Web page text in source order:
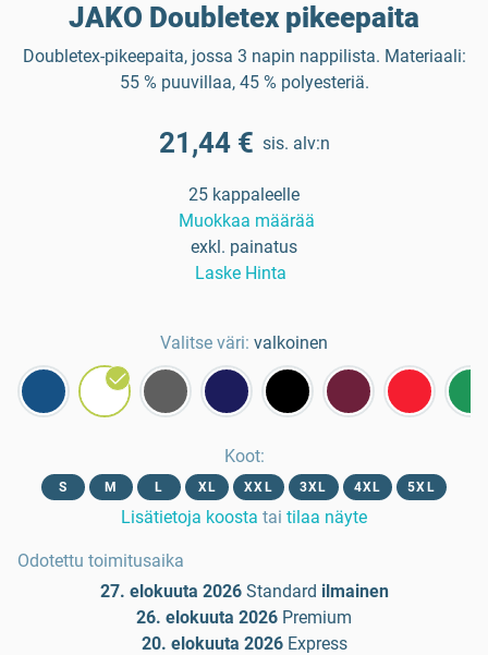
JAKO Doubletex pikeepaita
Doubletex-pikeepaita, jossa 3 napin nappilista. Materiaali:
55 % puuvillaa, 45 % polyesteriä.
21,44 € sis. alv:n
25 kappaleelle
Muokkaa määrää
exkl. painatus
Laske Hinta
Valitse väri: valkoinen
Koot:
S M L XL XXL 3XL 4XL 5XL
Lisätietoja koosta tai tilaa näyte
Odotettu toimitusaika
27. elokuuta 2026 Standard ilmainen
26. elokuuta 2026 Premium
20. elokuuta 2026 Express